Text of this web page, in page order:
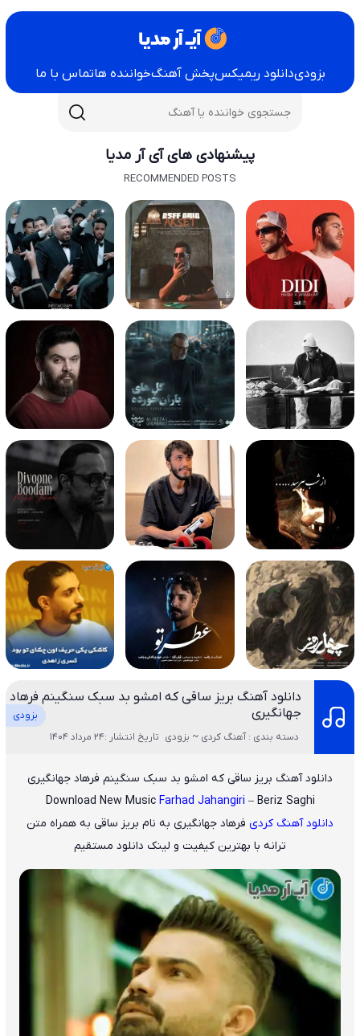
بزودیدانلود ریمیکسپخش آهنگخواننده هاتماس با ما
پیشنهادی های آی آر مدیا
RECOMMENDED POSTS
دانلود آهنگ بریز ساقی که امشو بد سبک سنگینم فرهاد
جهانگیری
بزودی
دسته بندی : آهنگ کردی ~ بزودی تاریخ انتشار :24 مرداد 1404
دانلود آهنگ بریز ساقی که امشو بد سبک سنگینم فرهاد جهانگیری
Download New MusicFarhad Jahangiri – Beriz Saghi
دانلود آهنگ کردی فرهاد جهانگیری به نام بریز ساقی به همراه متن
ترانه با بهترین کیفیت و لینک دانلود مستقیم